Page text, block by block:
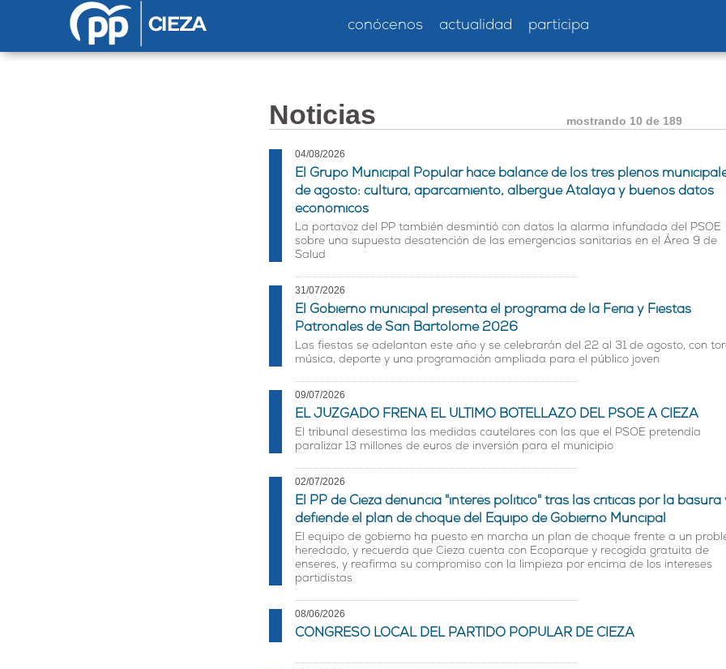
Pasar al contenido principal
conócenos actualidad participa
Noticias mostrando 10 de 189
04/08/2026
El Grupo Municipal Popular hace balance de los tres plenos
de agosto: cultura, aparcamiento, albergue Atalaya y buenos datos
económicos
La portavoz del PP también desmintió con datos la alarma infundada del PSOE
sobre una supuesta desatención de las emergencias sanitarias en el Área 9 de
Salud
31/07/2026
El Gobierno municipal presenta el programa de la Feria y Fiestas
Patronales de San Bartolomé 2026
Las fiestas se adelantan este año y se celebrarán del 22 al 31 de agosto, con
música, deporte y una programación ampliada para el público joven
09/07/2026
EL JUZGADO FRENA EL ÚLTIMO BOTELLAZO DEL PSOE A CIEZA
El tribunal desestima las medidas cautelares con las que el PSOE pretendía
paralizar 13 millones de euros de inversión para el municipio
02/07/2026
El PP de Cieza denuncia "interés político" tras las críticas por la basura
defiende el plan de choque del Equipo de Gobierno Muncipal
El equipo de gobierno ha puesto en marcha un plan de choque frente a un
heredado, y recuerda que Cieza cuenta con Ecoparque y recogida gratuita de
enseres, y reafirma su compromiso con la limpieza por encima de los intereses
partidistas
08/06/2026
CONGRESO LOCAL DEL PARTIDO POPULAR DE CIEZA